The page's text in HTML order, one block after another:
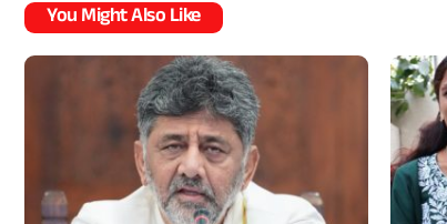
You Might Also Like